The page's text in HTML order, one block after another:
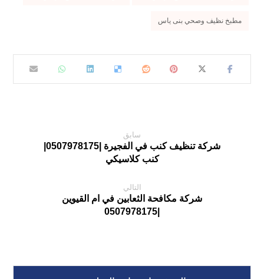
مطبخ نظيف وصحي بنى ياس
سابق
كنب كلاسيكي
التالي
شركة مكافحة الثعابين في ام القيوين